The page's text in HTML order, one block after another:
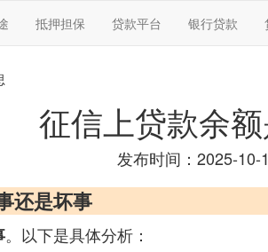
抵押担保 贷款平台 银行贷款
征信上贷款余
发布时间：2025-10-
还是坏事
。以下是具体分析：